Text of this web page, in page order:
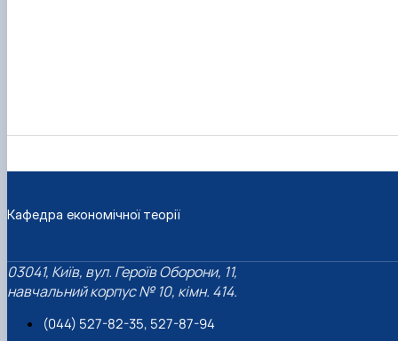
Кафедра економічної теорії
03041, Київ, вул. Героїв Оборони, 11,
навчальний корпус № 10, кімн. 414.
(044) 527-82-35, 527-87-94